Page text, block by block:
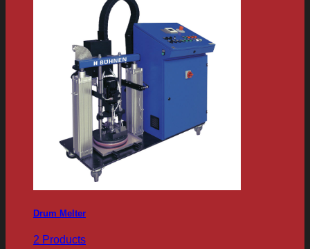
Drum Melter
2 Products